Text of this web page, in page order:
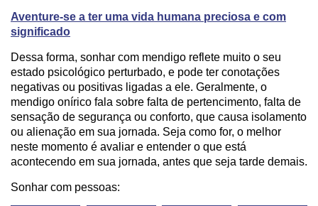
Aventure-se a ter uma vida humana preciosa e com
significado
Dessa forma, sonhar com mendigo reflete muito o seu
estado psicológico perturbado, e pode ter conotações
negativas ou positivas ligadas a ele. Geralmente, o
mendigo onírico fala sobre falta de pertencimento, falta de
sensação de segurança ou conforto, que causa isolamento
ou alienação em sua jornada. Seja como for, o melhor
neste momento é avaliar e entender o que está
acontecendo em sua jornada, antes que seja tarde demais.
Sonhar com pessoas: